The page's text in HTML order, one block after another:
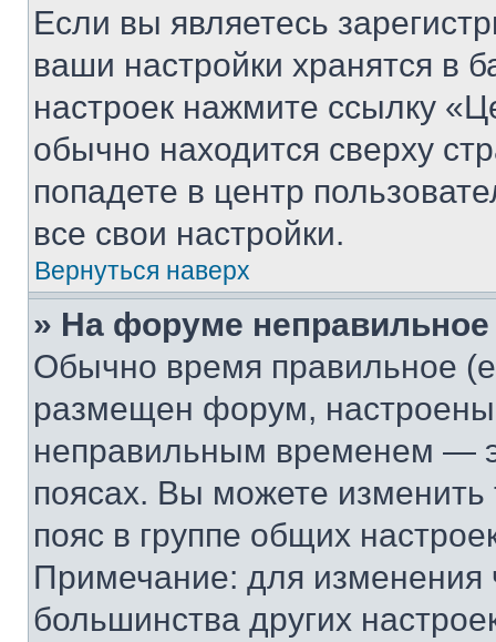
Если вы являетесь
ваши настройки хранятся в
настроек нажмите ссылку
обычно находится сверху
попадете в центр
все свои настройки.
Вернуться наверх
» На форуме
Обычно время правильное
размещен форум, настроены
неправильным временем —
поясах. Вы можете изменить
пояс в группе общих
Примечание: для изменения
большинства других